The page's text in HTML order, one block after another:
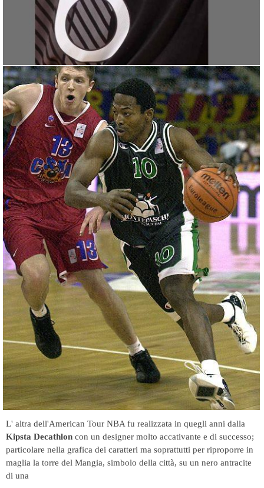
L' altra dell'American Tour NBA fu realizzata in quegli anni dalla
Kipsta Decathlon con un designer molto accativante e di successo;
particolare nella grafica dei caratteri ma soprattutti per riproporre in
maglia la torre del Mangia, simbolo della città, su un nero antracite
di una